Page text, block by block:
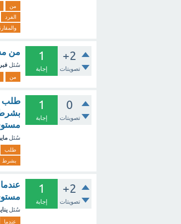
من
الفرد
+2
تصويتات
1
إجابة
من
سُئل فبراير
من
0
تصويتات
1
إجابة
طلب
بشرط
سُئل مايو 5،
طلب
بشرط
+2
تصويتات
1
إجابة
سُئل يناير 24،
عندما